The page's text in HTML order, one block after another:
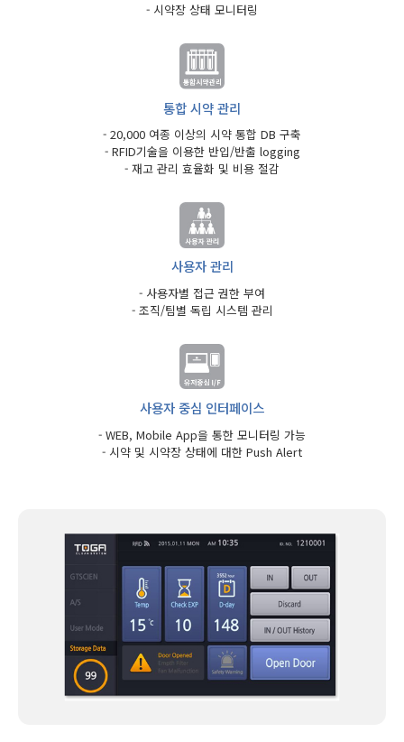
- 시약장 상태 모니터링
통합 시약 관리
- 20,000 여종 이상의 시약 통합 DB 구축
- RFID기술을 이용한 반입/반출 logging
- 재고 관리 효율화 및 비용 절감
사용자 관리
- 사용자별 접근 권한 부여
- 조직/팀별 독립 시스템 관리
사용자 중심 인터페이스
- WEB, Mobile App을 통한 모니터링 가능
- 시약 및 시약장 상태에 대한 Push Alert